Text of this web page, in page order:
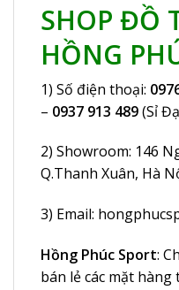
SHOP ĐỒ
HỒNG
1) Số điện thoại:
– 0937 913 489(Sỉ
2) Showroom: 146
Q.Thanh Xuân, Hà
3) Email:
Hồng Phúc Sport:
bán lẻ các mặt hàng